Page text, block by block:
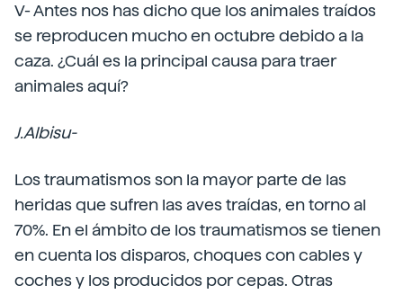
V- Antes nos has dicho que los animales traídos
se reproducen mucho en octubre debido a la
caza. ¿Cuál es la principal causa para traer
animales aquí?
J.Albisu-
Los traumatismos son la mayor parte de las
heridas que sufren las aves traídas, en torno al
70%. En el ámbito de los traumatismos se tienen
en cuenta los disparos, choques con cables y
coches y los producidos por cepas. Otras